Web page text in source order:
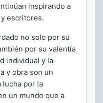
inspirando a
escritores.
no solo por su
por su valentía
individual y la
y obra son un
lucha por la
un mundo que a